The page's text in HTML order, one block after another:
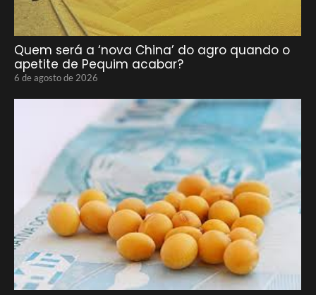
Quem será a ‘nova China’ do agro quando o
apetite de Pequim acabar?
6 de agosto de 2026